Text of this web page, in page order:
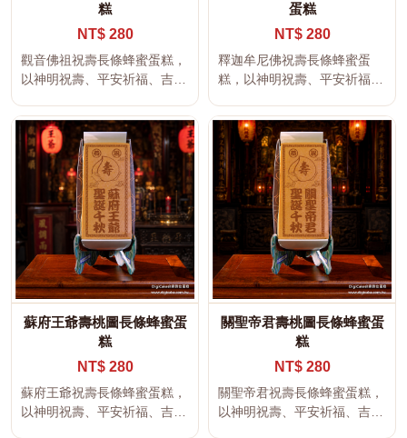
糕
NT$ 280
觀音佛祖祝壽長條蜂蜜蛋糕，
以神明祝壽、平安祈福、吉祥
題，適...
蛋糕
NT$ 280
釋迦牟尼佛祝壽長條蜂蜜蛋
糕，以神明祝壽、平安祈福、
計主題，...
蘇府王爺壽桃圖長條蜂蜜蛋
糕
NT$ 280
蘇府王爺祝壽長條蜂蜜蛋糕，
以神明祝壽、平安祈福、吉祥
關聖帝君壽桃圖長條蜂蜜蛋
糕
NT$ 280
關聖帝君祝壽長條蜂蜜蛋糕，
以神明祝壽、平安祈福、吉祥